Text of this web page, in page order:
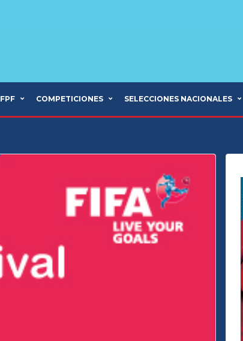
FPF COMPETICIONES SELECCIONES NACIONALES